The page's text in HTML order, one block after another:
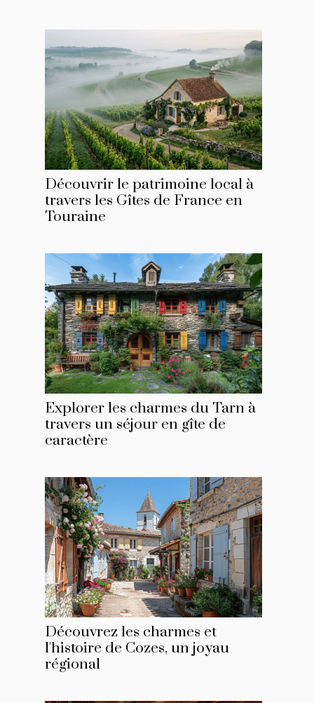
Découvrir le patrimoine local à
travers les Gîtes de France en
Touraine
Explorer les charmes du Tarn à
travers un séjour en gîte de
caractère
Découvrez les charmes et
l'histoire de Cozes, un joyau
régional